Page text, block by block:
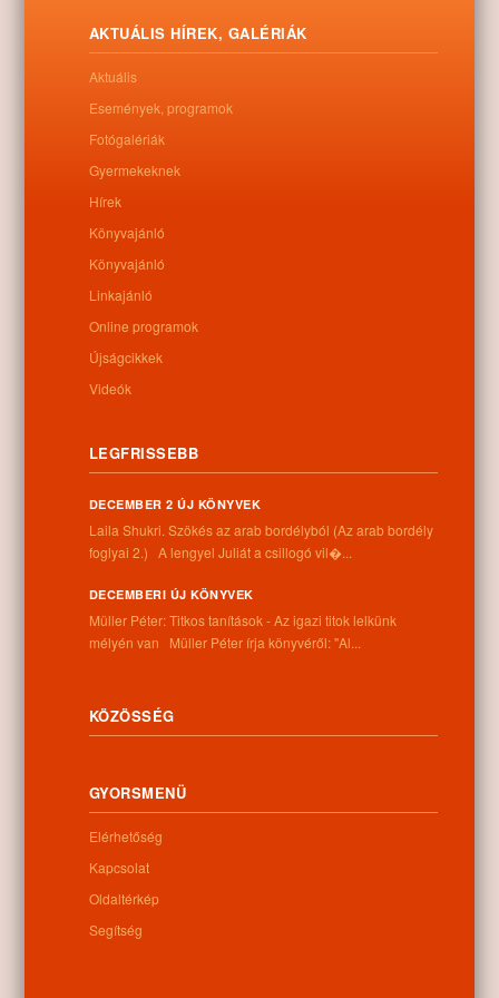
Letöltés
0
Kapcsolódó anyagok
Nem található kapcsolódó anyag
Információk
Telefon:
+36 52 206 031
Nyitva tartás:
Szerda: 9:00-12:00 13:00-16:30
Csütörtök: 9:00-12:00 13:00-16:30
Vasárnap: zárva
Hírlevél
AKTUÁLIS HÍREK, GALÉRIÁK
Aktuális
Események, programok
Fotógalériák
Gyermekeknek
Hírek
Könyvajánló
Könyvajánló
Linkajánló
Online programok
Újságcikkek
Videók
LEGFRISSEBB
DECEMBER 2 ÚJ KÖNYVEK
Laila Shukri. Szökés ​az arab bordélyból (Az arab bordély
foglyai 2.) A lengyel Juliát a csillogó vil�...
DECEMBERI ÚJ KÖNYVEK
Müller Péter: Titkos tanítások - Az igazi titok lelkünk
mélyén van Müller Péter írja könyvéről: "Al...
KÖZÖSSÉG
GYORSMENÜ
Elérhetőség
Kapcsolat
Oldaltérkép
Segítség